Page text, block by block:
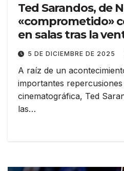
Ted Sarandos, de
«comprometido»
en salas tras la
«las ventanas
5 DE DICIEMBRE DE 2025
A raíz de un
importantes
cinematográfica, Ted
las…